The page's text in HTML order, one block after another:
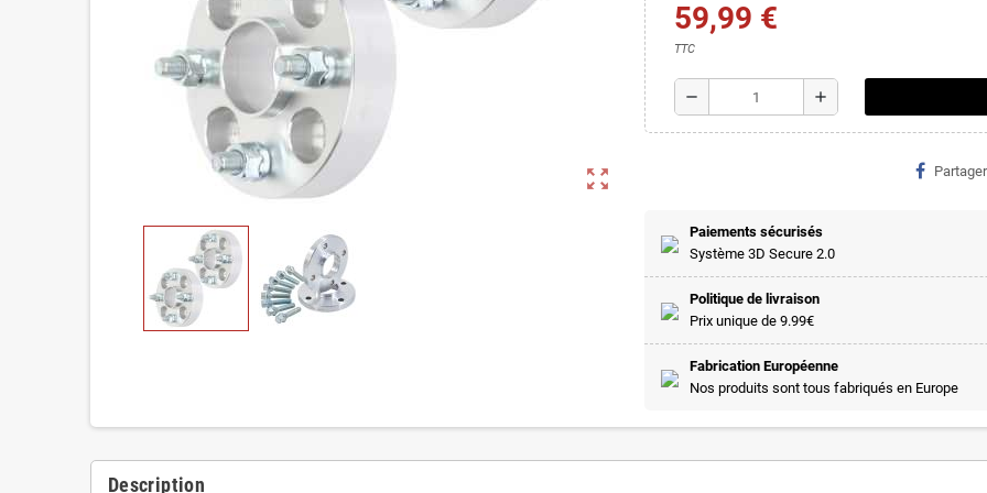
zoom_out_map
59,99 €
TTC
remove add
Partager
Paiements sécurisés
Système 3D Secure 2.0
Politique de livraison
Prix unique de 9.99€
Fabrication Européenne
Nos produits sont tous fabriqués en Europe
Description